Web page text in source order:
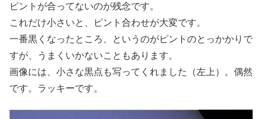
ピントが合ってないのが残念です。
これだけ小さいと、ピント合わせが大変です。
一番黒くなったところ、というのがピントのとっかかりで
すが、うまくいかないこともあります。
画像には、小さな黒点も写ってくれました（左上）。偶然
です。ラッキーです。